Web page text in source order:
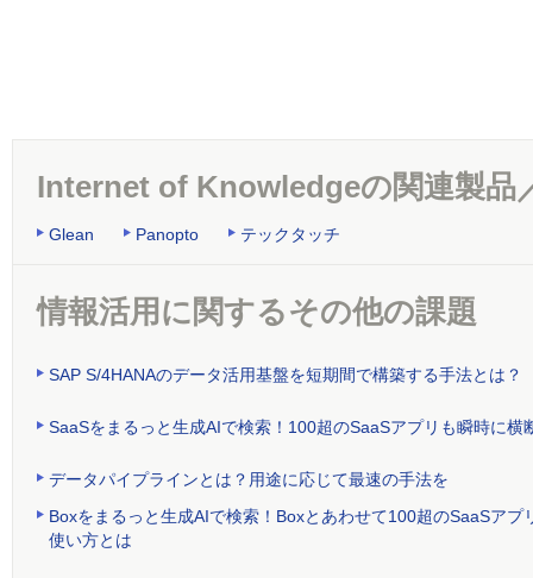
Internet of Knowledgeの関連製品
Glean Panopto テックタッチ
情報活用に関するその他の課題
SAP S/4HANAのデータ活用基盤を短期間で構築する手法とは？
SaaSをまるっと生成AIで検索！100超のSaaSアプリも瞬時に
データパイプラインとは？用途に応じて最速の手法を
Boxをまるっと生成AIで検索！Boxとあわせて100超のSaaSア
使い方とは